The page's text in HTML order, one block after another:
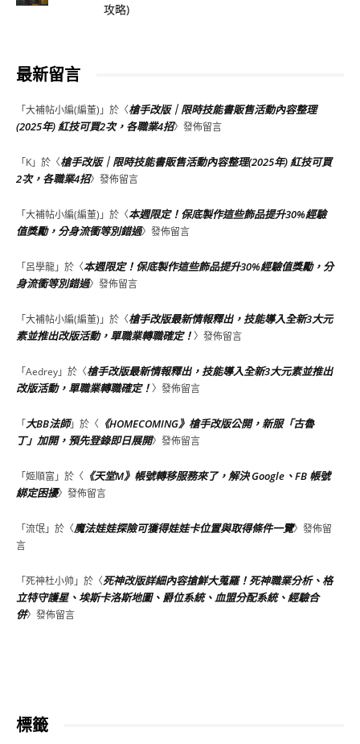
攻略)
最新留言
「大補帖小編(編董) 」於〈槍手改版｜限時技能書販售活動內容整理
(2025年) 紅技可買2次，各職業4招〉發佈留言
「K」於〈槍手改版｜限時技能書販售活動內容整理(2025年) 紅技可買
2次，各職業4招〉發佈留言
「大補帖小編(編董) 」於〈本週限定！保底製作這些飾品提升30%經驗
值獎勵，分身流衝等別錯過〉發佈留言
「呂學龍」於〈本週限定！保底製作這些飾品提升30%經驗值獎勵，分
身流衝等別錯過〉發佈留言
「大補帖小編(編董) 」於〈槍手改版最新情報釋出，技能導入全新3大元
素並推出改版活動，單職業轉職確定！〉發佈留言
「Aedrey」於〈槍手改版最新情報釋出，技能導入全新3大元素並推出
改版活動，單職業轉職確定！〉發佈留言
「大BB法師」於〈 《HOMECOMING》槍手改版公開，新服「古魯
丁」加開，預先登錄即日展開〉發佈留言
「姬順富 」於〈 《天堂M》帳號轉移服務來了，解決 Google、FB 帳號
綁定困擾〉發佈留言
「流氓」於〈魔法娃娃探險可獲得娃娃卡位置與取得條件一覽〉發佈留
言
「死神杜小帅 」於〈死神改版詳細內容搶鮮大蒐羅！死神職業分析、格
立特守護星、埃斯卡洛斯地圖、爵位系統、血盟分配系統、經驗合
併〉發佈留言
標籤